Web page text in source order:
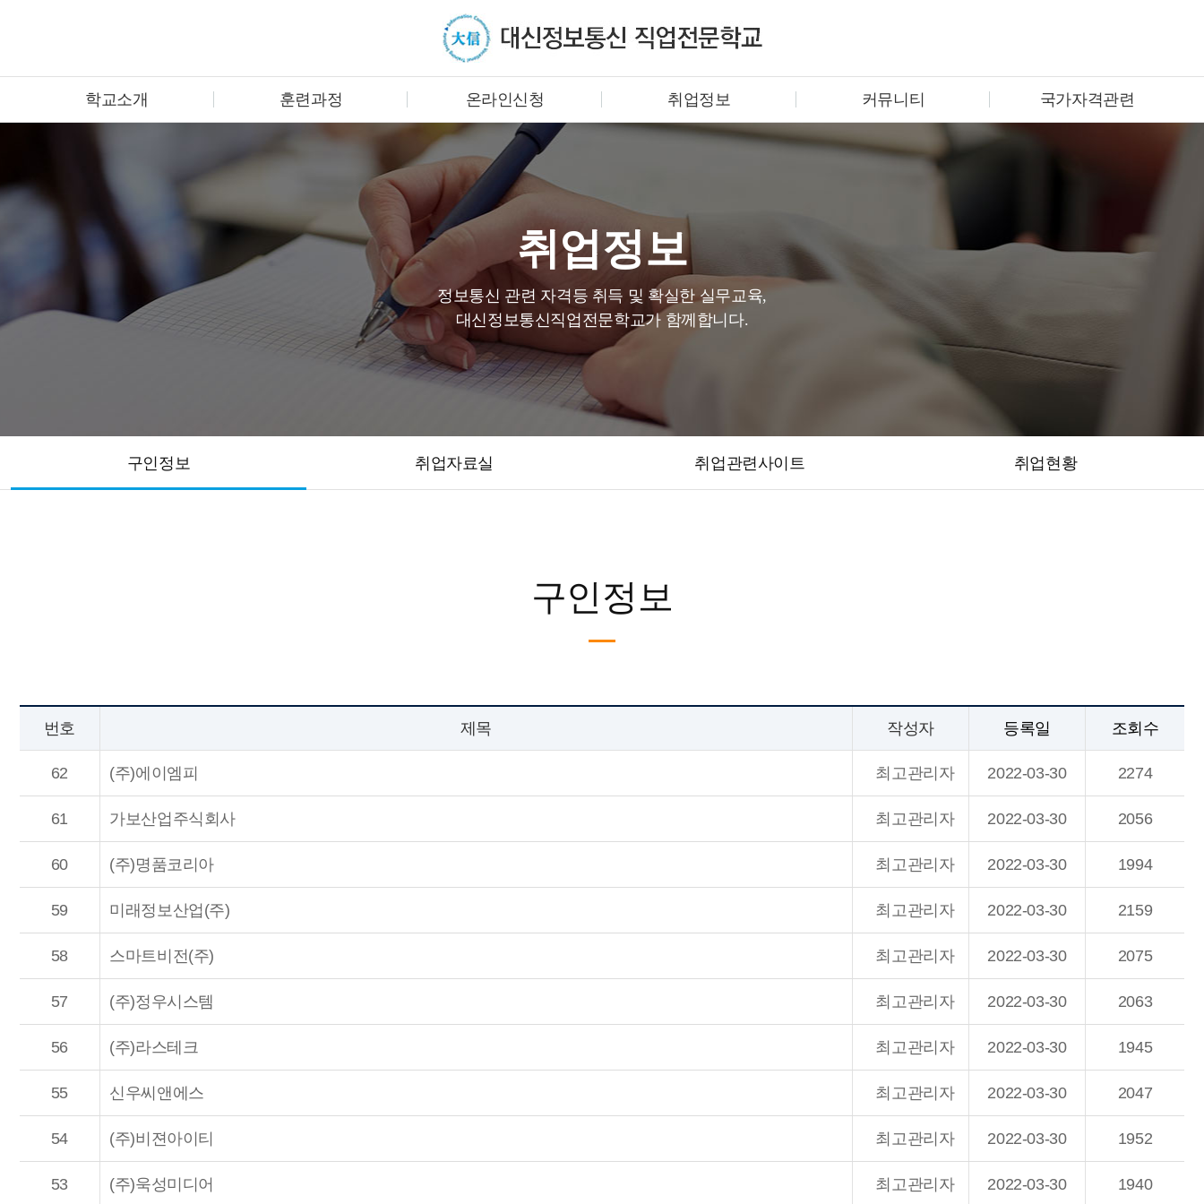
학교소개 훈련과정 온라인신청 취업정보 커뮤니티 국가자격관련
취업정보
정보통신 관련 자격등 취득 및 확실한 실무교육,
대신정보통신직업전문학교가 함께합니다.
구인정보 취업자료실 취업관련사이트 취업현황
구인정보
번호 제목 작성자 등록일 조회수
62 (주)에이엠피 최고관리자 2022-03-30 2274
61 가보산업주식회사 최고관리자 2022-03-30 2056
60 (주)명품코리아 최고관리자 2022-03-30 1994
59 미래정보산업(주) 최고관리자 2022-03-30 2159
58 스마트비전(주) 최고관리자 2022-03-30 2075
57 (주)정우시스템 최고관리자 2022-03-30 2063
56 (주)라스테크 최고관리자 2022-03-30 1945
55 신우씨앤에스 최고관리자 2022-03-30 2047
54 (주)비젼아이티 최고관리자 2022-03-30 1952
53 (주)욱성미디어 최고관리자 2022-03-30 1940